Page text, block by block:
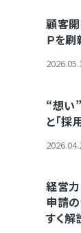
顧客
Ｐを刷
“想い
と「採
経営力
申請
すく解